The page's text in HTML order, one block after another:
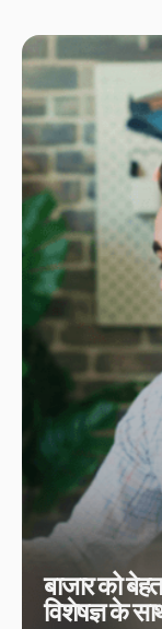
बाजार को
विशेषज्ञ के